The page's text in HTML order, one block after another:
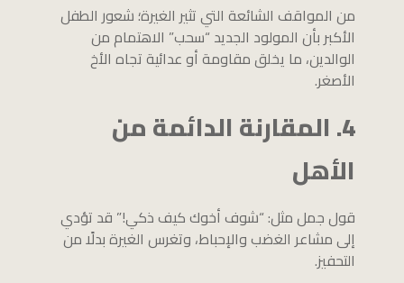
من المواقف الشائعة التي تثير الغيرة؛ شعور الطفل
الأكبر بأن المولود الجديد “سحب” الاهتمام من
الوالدين، ما يخلق مقاومة أو عدائية تجاه الأخ
الأصغر.
4. المقارنة الدائمة من
الأهل
قول جمل مثل: “شوف أخوك كيف ذكي!” قد تؤدي
إلى مشاعر الغضب والإحباط، وتغرس الغيرة بدلًا من
التحفيز.